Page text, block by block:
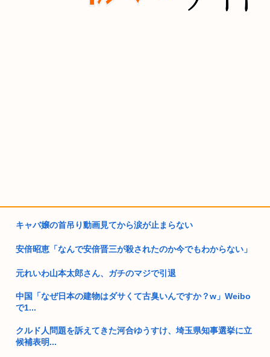
キャバ嬢の首吊り動画見てから涙が止まらない
安倍昭恵「なんで安倍晋三が殺されたのか今でもわからない」
元れいわ山本太郎さん、ガチのマジで引退
中国「なぜ日本の建物はダサくて古臭いんですか？w」Weibo
で1...
クルド人問題を訴えてきた河合ゆうすけ、埼玉県知事選挙に立
候補表明...